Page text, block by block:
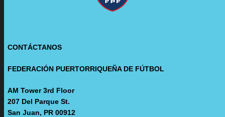
CONTÁCTANOS
FEDERACIÓN PUERTORRIQUEÑA DE FÚTBOL
AM Tower 3rd Floor
207 Del Parque St.
San Juan, PR 00912